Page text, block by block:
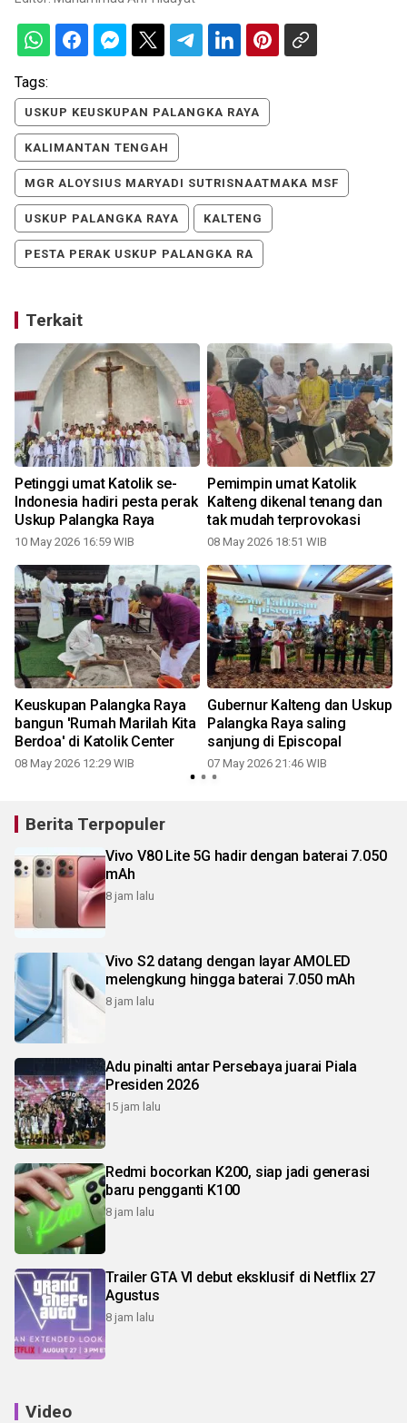
Tags:
USKUP KEUSKUPAN PALANGKA RAYA
KALIMANTAN TENGAH
MGR ALOYSIUS MARYADI SUTRISNAATMAKA MSF
USKUP PALANGKA RAYA KALTENG
PESTA PERAK USKUP PALANGKA RA
Terkait
Petinggi umat Katolik se-
Indonesia hadiri pesta perak
Uskup Palangka Raya
10 May 2026 16:59 WIB
Pemimpin umat Katolik
Kalteng dikenal tenang dan
tak mudah terprovokasi
08 May 2026 18:51 WIB
Keuskupan Palangka Raya
bangun 'Rumah Marilah Kita
Berdoa' di Katolik Center
08 May 2026 12:29 WIB
Gubernur Kalteng dan Uskup
Palangka Raya saling
sanjung di Episcopal
07 May 2026 21:46 WIB
Berita Terpopuler
Vivo V80 Lite 5G hadir dengan baterai 7.050
mAh
8 jam lalu
Vivo S2 datang dengan layar AMOLED
melengkung hingga baterai 7.050 mAh
8 jam lalu
Adu pinalti antar Persebaya juarai Piala
Presiden 2026
15 jam lalu
Redmi bocorkan K200, siap jadi generasi
baru pengganti K100
8 jam lalu
Trailer GTA VI debut eksklusif di Netflix 27
Agustus
8 jam lalu
Video